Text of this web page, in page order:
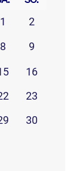
1
2
8 9
16
23
30